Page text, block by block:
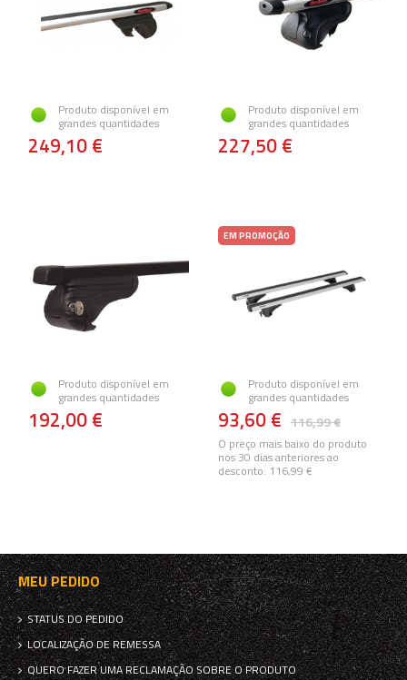
Produto disponível em
grandes quantidades
249,10 €
Produto disponível em
grandes quantidades
227,50 €
Produto disponível em
grandes quantidades
192,00 €
EM PROMOÇÃO
Produto disponível em
grandes quantidades
116,99 €
93,60 €
O preço mais baixo do produto
nos 30 dias anteriores ao
desconto: 116,99 €
MEU PEDIDO
STATUS DO PEDIDO
LOCALIZAÇÃO DE REMESSA
QUERO FAZER UMA RECLAMAÇÃO SOBRE O PRODUTO